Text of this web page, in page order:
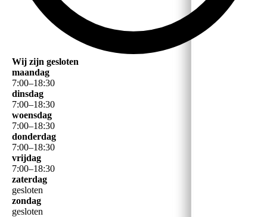
Wij zijn gesloten
maandag
7:00–18:30
dinsdag
7:00–18:30
woensdag
7:00–18:30
donderdag
7:00–18:30
vrijdag
7:00–18:30
zaterdag
gesloten
zondag
gesloten